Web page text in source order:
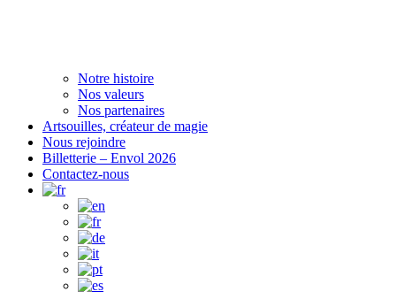
Notre histoire
Nos valeurs
Nos partenaires
Artsouilles, créateur de magie
Nous rejoindre
Billetterie – Envol 2026
Contactez-nous